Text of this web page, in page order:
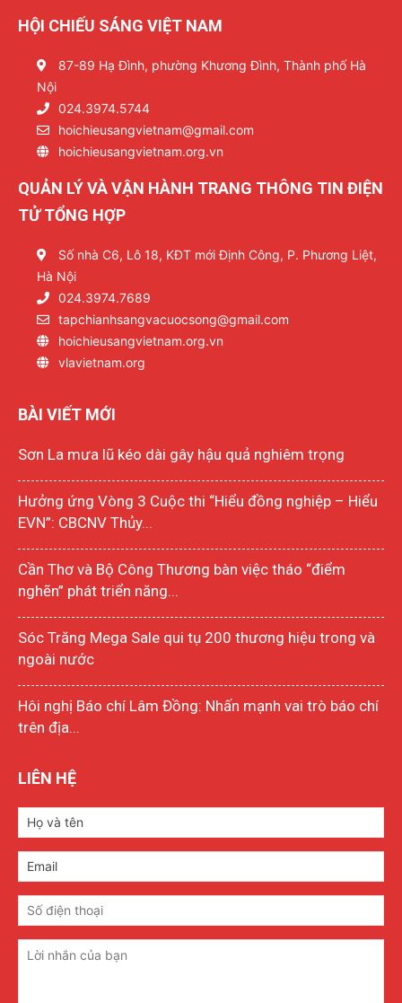
HỘI CHIẾU SÁNG VIỆT NAM
87-89 Hạ Đình, phường Khương Đình, Thành phố Hà
Nội
024.3974.5744
hoichieusangvietnam@gmail.com
hoichieusangvietnam.org.vn
QUẢN LÝ VÀ VẬN HÀNH TRANG THÔNG TIN ĐIỆN
TỬ TỔNG HỢP
Số nhà C6, Lô 18, KĐT mới Định Công, P. Phương Liệt,
Hà Nội
024.3974.7689
tapchianhsangvacuocsong@gmail.com
hoichieusangvietnam.org.vn
vlavietnam.org
BÀI VIẾT MỚI
Sơn La mưa lũ kéo dài gây hậu quả nghiêm trọng
Hưởng ứng Vòng 3 Cuộc thi “Hiểu đồng nghiệp – Hiểu
EVN”: CBCNV Thủy...
Cần Thơ và Bộ Công Thương bàn việc tháo “điểm
nghẽn” phát triển năng...
Sóc Trăng Mega Sale qui tụ 200 thương hiệu trong và
ngoài nước
Hôi nghị Báo chí Lâm Đồng: Nhấn mạnh vai trò báo chí
trên địa...
LIÊN HỆ